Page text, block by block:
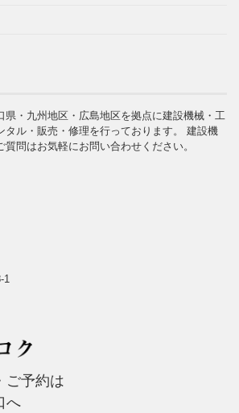
県・九州地区・広島地区を拠点に建設機械・工
タル・販売・修理を行っております。 建設機
問はお気軽にお問い合わせください。
1
ご予約は
へ